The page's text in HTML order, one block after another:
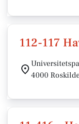
112-117
4000